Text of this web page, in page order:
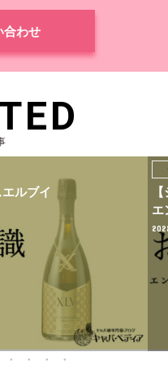
合わせ
ルブイ
エ